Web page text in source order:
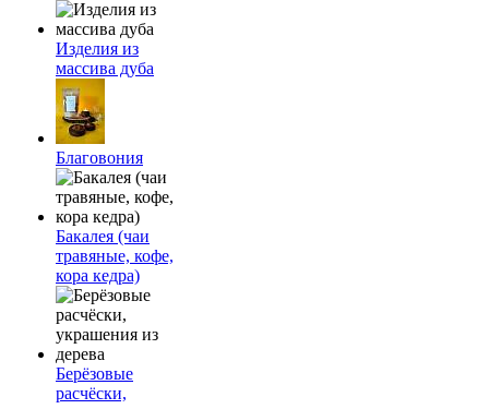
Изделия из
массива дуба
Благовония
Бакалея (чаи
травяные, кофе,
кора кедра)
Берёзовые
расчёски,